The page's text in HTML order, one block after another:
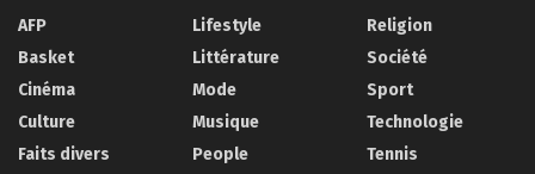
AFP
Basket
Cinéma
Culture
Faits divers
Lifestyle
Littérature
Mode
Musique
People
Religion
Société
Sport
Technologie
Tennis